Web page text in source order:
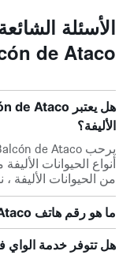
de Ataco
الأليفة؟
أنواع الحيوانات
من الحيوانات الأليفة
ما هو رقم هاتف Hotel El Balcón de Ataco؟